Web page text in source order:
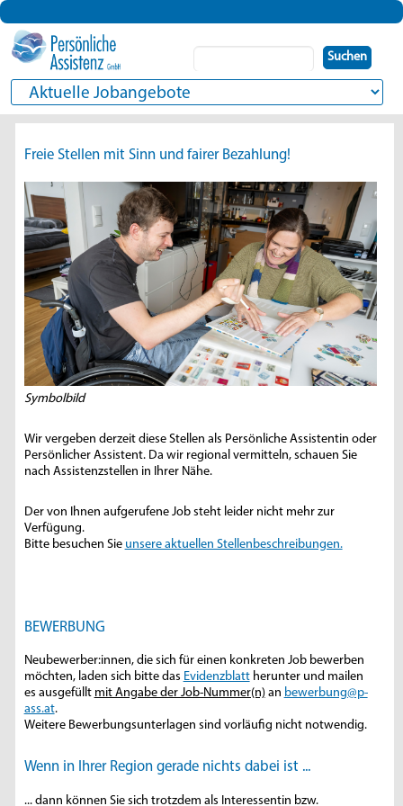
Suchen
Zielseite
Freie Stellen mit Sinn und fairer Bezahlung!
Symbolbild
Wir vergeben derzeit diese Stellen als Persönliche Assistentin oder
Persönlicher Assistent. Da wir regional vermitteln, schauen Sie
nach Assistenzstellen in Ihrer Nähe.
Der von Ihnen aufgerufene Job steht leider nicht mehr zur
Verfügung.
Bitte besuchen Sie unsere aktuellen Stellenbeschreibungen.
BEWERBUNG
Neubewerber:innen, die sich für einen konkreten Job bewerben
möchten, laden sich bitte das Evidenzblattherunter und mailen
es ausgefüllt mit Angabe der Job-Nummer(n)an bewerbung@p-
ass.at.
Weitere Bewerbungsunterlagen sind vorläufig nicht notwendig.
Wenn in Ihrer Region gerade nichts dabei ist ...
... dann können Sie sich trotzdem als Interessentin bzw.